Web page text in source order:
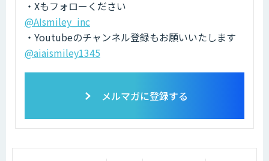
・Xもフォローください
@AIsmiley_inc
・Youtubeのチャンネル登録もお願いいたします
@aiaismiley1345
メルマガに登録する